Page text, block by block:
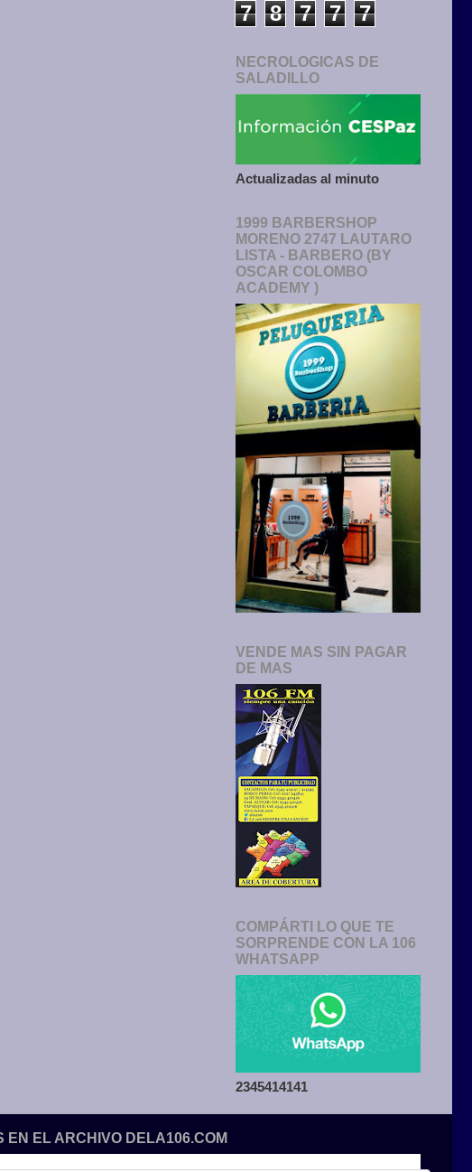
7 8 7 7 7
NECROLOGICAS DE
SALADILLO
Actualizadas al minuto
1999 BARBERSHOP
MORENO 2747 LAUTARO
LISTA - BARBERO (BY
OSCAR COLOMBO
ACADEMY )
VENDE MAS SIN PAGAR
DE MAS
COMPÁRTI LO QUE TE
SORPRENDE CON LA 106
WHATSAPP
2345414141
EN EL ARCHIVO DELA106.COM